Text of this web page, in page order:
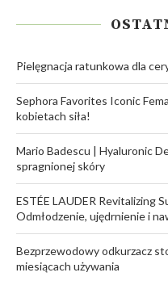
Pielęgnacja ratunkowa dla
Sephora Favorites Iconic
kobietach siła!
Mario Badescu | Hyaluronic
spragnionej skóry
ESTÉE LAUDER Revitalizing
Odmłodzenie, ujędrnienie i
Bezprzewodowy odkurzacz
miesiącach używania